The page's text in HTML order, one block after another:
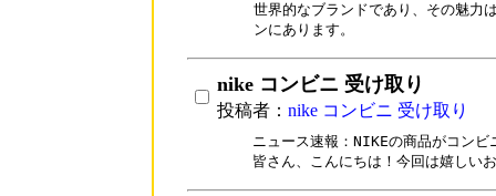
世界的なブランドであり、その魅力
ンにあります。
nike コンビニ 受け取り
投稿者： nike コンビニ 受け取り
ニュース速報：NIKEの商品がコン
皆さん、こんにちは！今回は嬉しい